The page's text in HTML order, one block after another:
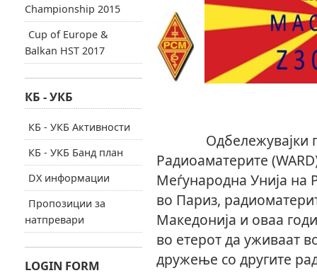
Одбележувајки го
Радиоаматерите
Меѓународна Унија на
во Париз,
Македонија и оваа
во етерот да уживаат
дружење со другите
Championship 2015
Cup of Europe &
Balkan HST 2017
КБ - УКБ
КБ - УКБ Активности
КБ - УКБ Банд план
DX информации
Пропозиции за
натпревари
LOGIN FORM